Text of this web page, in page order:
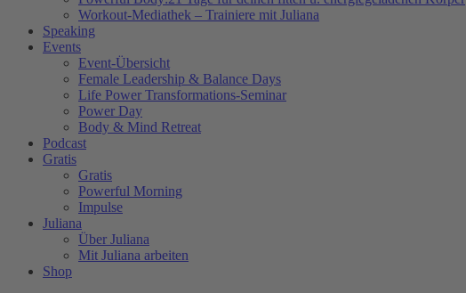
Workout-Mediathek – Trainiere mit Juliana
Speaking
Events
Event-Übersicht
Female Leadership & Balance Days
Life Power Transformations-Seminar
Power Day
Body & Mind Retreat
Podcast
Gratis
Gratis
Powerful Morning
Impulse
Juliana
Über Juliana
Mit Juliana arbeiten
Shop